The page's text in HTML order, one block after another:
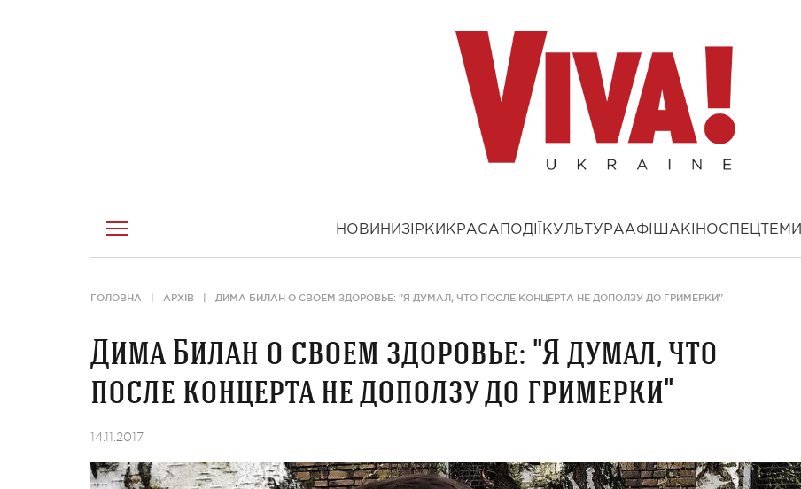
НОВИНИ ЗІРКИ КРАСА ПОДІЇ КУЛЬТУРААФІША КІНОСПЕЦТЕМИ
ГОЛОВНА АРХІВ ДИМА БИЛАН О СВОЕМ ЗДОРОВЬЕ: "Я ДУМАЛ, ЧТО ПОСЛЕ КОНЦЕРТА НЕ ДОПОЛЗУ ДО ГРИМЕРКИ"
Дима Билан о своем здоровье: "Я думал, что
после концерта не доползу до гримерки"
14.11.2017